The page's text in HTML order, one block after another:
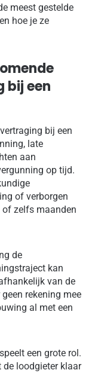
meest gestelde
hoe je ze
bij een
bij een
late
aan
op tijd.
of verborgen
of zelfs maanden
de
kan
van de
rekening mee
al met een
een grote rol.
de loodgieter klaar